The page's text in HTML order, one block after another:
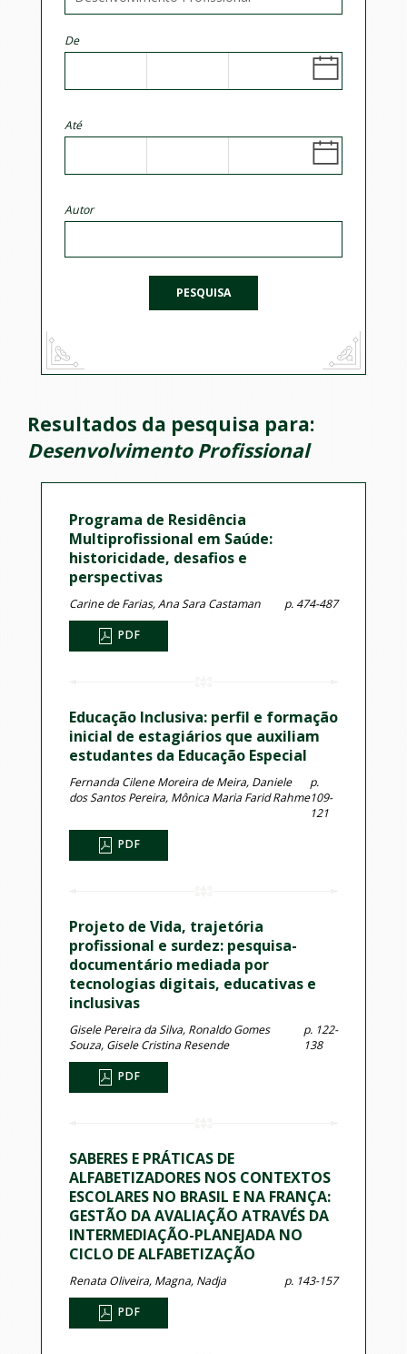
De
Até
Autor
PESQUISA
Resultados da pesquisa para:
Desenvolvimento Profissional
Programa de Residência
Multiprofissional em Saúde:
historicidade, desafios e
perspectivas
Carine de Farias, Ana Sara Castaman p. 474-487
PDF
Educação Inclusiva: perfil e formação
inicial de estagiários que auxiliam
estudantes da Educação Especial
Fernanda Cilene Moreira de Meira, Daniele
dos Santos Pereira, Mônica Maria Farid Rahme
p.
109-
121
PDF
Projeto de Vida, trajetória
profissional e surdez: pesquisa-
documentário mediada por
tecnologias digitais, educativas e
inclusivas
Gisele Pereira da Silva, Ronaldo Gomes
Souza, Gisele Cristina Resende
p. 122-
138
PDF
SABERES E PRÁTICAS DE
ALFABETIZADORES NOS CONTEXTOS
ESCOLARES NO BRASIL E NA FRANÇA:
GESTÃO DA AVALIAÇÃO ATRAVÉS DA
INTERMEDIAÇÃO-PLANEJADA NO
CICLO DE ALFABETIZAÇÃO
Renata Oliveira, Magna, Nadja p. 143-157
PDF